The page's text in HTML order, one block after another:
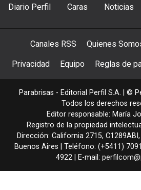
Diario Perfil Caras Noticias
Canales RSS Quienes
Privacidad Equipo Reglas de
Parabrisas - Editorial Perfil S.A. | ©
Todos los derechos
Editor responsable: María
Registro de la propiedad
Dirección: California 2715, C1289ABI ,
Buenos Aires | Teléfono: (+5411)
4922 | E-mail: